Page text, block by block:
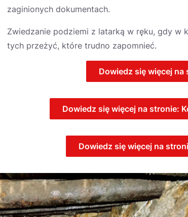
zaginionych dokumentach.
Zwiedzanie podziemi z latarką w ręku, gdy w
tych przeżyć, które trudno zapomnieć.
Dowiedz się więcej na
Dowiedz się więcej na stronie:
Dowiedz się więcej na